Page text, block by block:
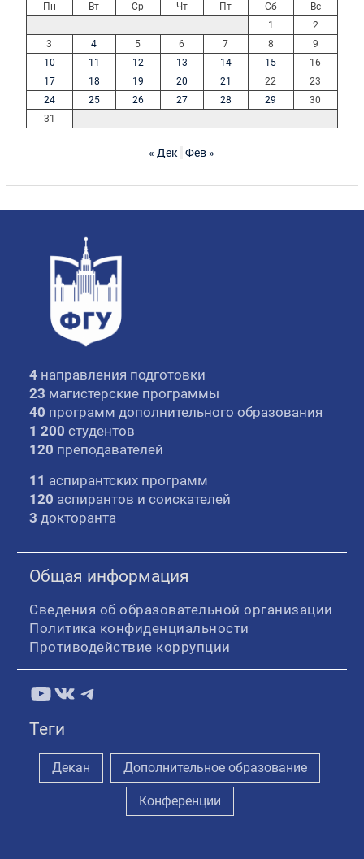
Пн Вт Ср Чт Пт Сб
Вс
1
2
3
4 5 6 7 8
9
10
11 12 13 14 15
16
17
18 19 20 21 22
23
24
25 26 27 28 29
30
31
« Дек Фев »
4 направления подготовки
23 магистерские программы
40 программ дополнительного образования
1 200 студентов
120 преподавателей
11 аспирантских программ
120 аспирантов и соискателей
3 докторанта
Общая информация
Сведения об образовательной организации
Политика конфиденциальности
Противодействие коррупции
YouTube
ВКонтакте
Telegram
Теги
Декан Дополнительное образование
Конференции